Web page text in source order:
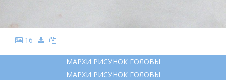
16
МАРХИ РИСУНОК ГОЛОВЫ
МАРХИ РИСУНОК ГОЛОВЫ